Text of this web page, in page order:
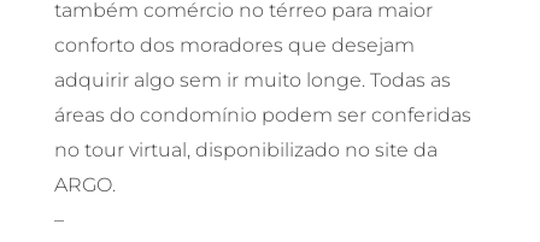
também comércio no térreo para maior
conforto dos moradores que desejam
adquirir algo sem ir muito longe. Todas as
áreas do condomínio podem ser conferidas
no tour virtual, disponibilizado no site da
ARGO.
–